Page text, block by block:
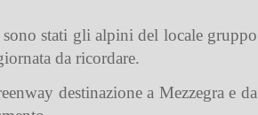
stati gli alpini del locale gruppo
da ricordare.
destinazione a Mezzegra e da